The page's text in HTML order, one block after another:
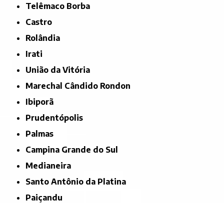
Telêmaco Borba
Castro
Rolândia
Irati
União da Vitória
Marechal Cândido Rondon
Ibiporã
Prudentópolis
Palmas
Campina Grande do Sul
Medianeira
Santo Antônio da Platina
Paiçandu